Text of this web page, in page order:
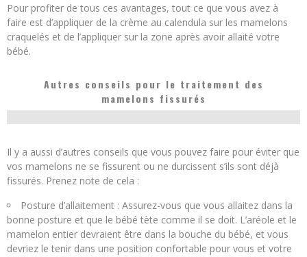
Pour profiter de tous ces avantages, tout ce que vous avez à
faire est d’appliquer de la crème au calendula sur les mamelons
craquelés et de l’appliquer sur la zone après avoir allaité votre
bébé.
Autres conseils pour le traitement des
mamelons fissurés
Il y a aussi d’autres conseils que vous pouvez faire pour éviter que
vos mamelons ne se fissurent ou ne durcissent s’ils sont déjà
fissurés. Prenez note de cela :
Posture d’allaitement : Assurez-vous que vous allaitez dans la
bonne posture et que le bébé tète comme il se doit. L’aréole et le
mamelon entier devraient être dans la bouche du bébé, et vous
devriez le tenir dans une position confortable pour vous et votre